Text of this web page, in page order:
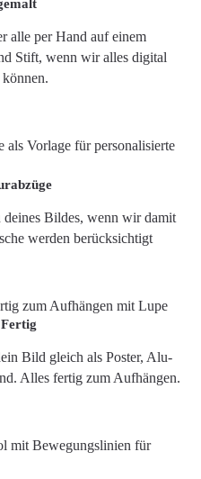
alle per Hand auf einem
Stift, wenn wir alles digital
Bildes, wenn wir damit
werden berücksichtigt
Bild gleich als Poster, Alu-
Alles fertig zum Aufhängen.